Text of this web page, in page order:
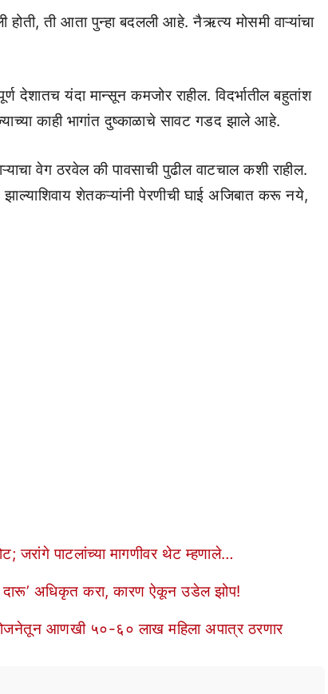
होती, ती आता पुन्हा बदलली आहे. नैऋत्य मोसमी वाऱ्यांचा
देशातच यंदा मान्सून कमजोर राहील. विदर्भातील बहुतांश
काही भागांत दुष्काळाचे सावट गडद झाले आहे.
वेग ठरवेल की पावसाची पुढील वाटचाल कशी राहील.
शेतकऱ्यांनी पेरणीची घाई अजिबात करू नये,
जरांगे पाटलांच्या मागणीवर थेट म्हणाले…
दारू’ अधिकृत करा, कारण ऐकून उडेल झोप!
योजनेतून आणखी ५०-६० लाख महिला अपात्र ठरणार